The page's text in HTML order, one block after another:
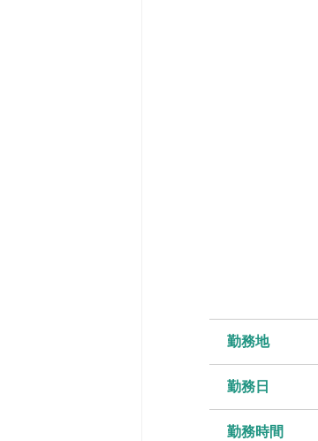
勤務地
勤務日
勤務時間